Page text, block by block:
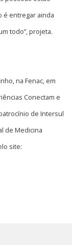
é entregar ainda
todo”, projeta.
na Fenac, em
Conectam e
de Intersul
de Medicina
site: